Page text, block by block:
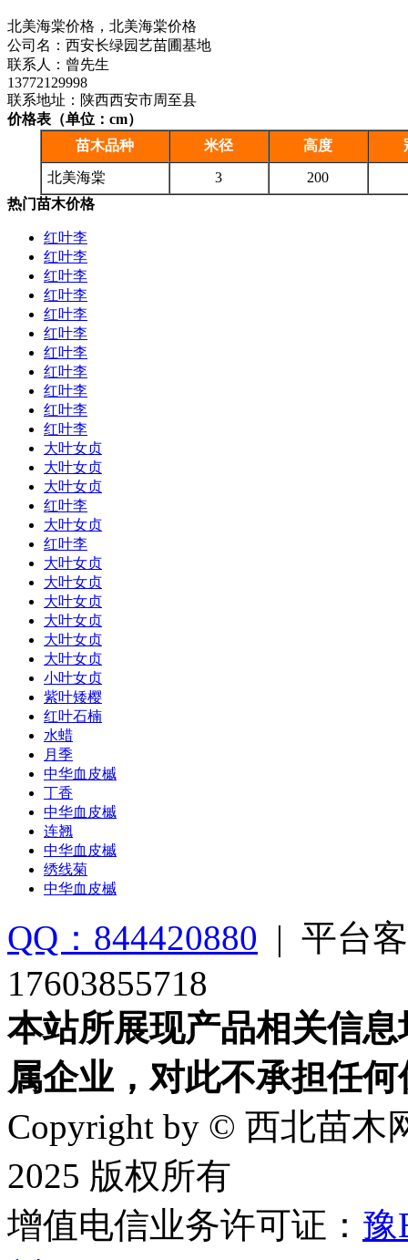
北美海棠价格，北美海棠价格
公司名：西安长绿园艺苗圃基地
联系人：曾先生
13772129998
联系地址：陕西西安市周至县
价格表（单位：cm）
苗木品种
米径 高度
北美海棠 3 200
热门苗木价格
红叶李
红叶李
红叶李
红叶李
红叶李
红叶李
红叶李
红叶李
红叶李
红叶李
红叶李
大叶女贞
大叶女贞
大叶女贞
红叶李
大叶女贞
红叶李
大叶女贞
大叶女贞
大叶女贞
大叶女贞
大叶女贞
大叶女贞
小叶女贞
紫叶矮樱
红叶石楠
水蜡
月季
中华血皮槭
丁香
中华血皮槭
连翘
中华血皮槭
绣线菊
中华血皮槭
QQ：844420880 | 平台
17603855718
本站所展现产品相关信
属企业，对此不承担任
Copyright by © 西北苗木
2025 版权所有
增值电信业务许可证： 豫